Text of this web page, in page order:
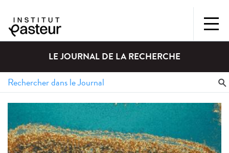
LE JOURNAL DE LA RECHERCHE